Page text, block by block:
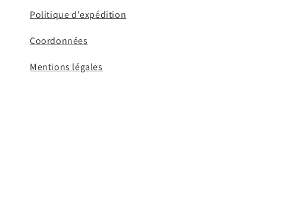
Politique d'expédition
Coordonnées
Mentions légales